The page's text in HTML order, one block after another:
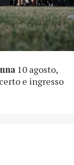
10 agosto,
e ingresso